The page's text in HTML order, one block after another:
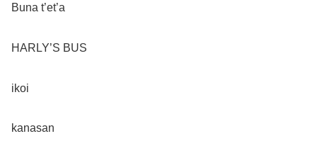
Buna t’et’a
HARLY’S BUS
ikoi
kanasan